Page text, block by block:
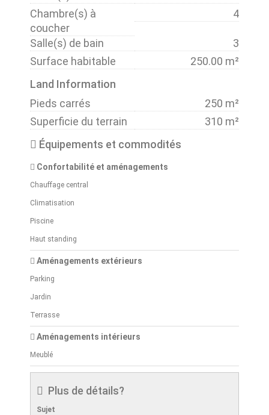
Chambre(s) à
coucher
4
Salle(s) de bain
3
Surface habitable
250.00 m²
Land Information
Pieds carrés
250 m²
Superficie du terrain
310 m²
Équipements et commodités
Confortabilité et aménagements
Chauffage central
Climatisation
Piscine
Haut standing
Aménagements extérieurs
Parking
Jardin
Terrasse
Aménagements intérieurs
Meublé
Plus de détails?
Sujet